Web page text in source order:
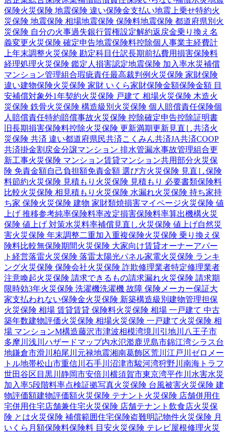
保険火災保険 地震保険 違い保険金支払い地震上乗せ特約火
災保険 地震保険 相場地震保険 保険料地震保険 都道府県別 火
災保険 自分の火事過失銀行質権設定解約返戻金乗り換え 名
義変更火災保険 確定申告地震保険料控除個人事業主経費計
上年末調整火災保険 勘定科目 仕訳長期前払費用損害保険料
経理処理火災保険 鑑定人 損害認定地震保険 加入率水災補償
マンション管理組合瑕疵責任最高裁判例 火災保険 家財保険
違い建物保険火災保険 家財 いくら家財保険金額保険金額 目
安補償対象外1年契約火災保険 戸建て 相場火災保険 木造火
災保険 鉄骨火災保険 構造級別 火災保険 個人賠償責任保険個
人賠償責任特約賠償事故火災保険 控除確定申告控除証明書
旧長期損害保険料控除火災保険 更新満期更新見直し共済火
災保険 共済 違い都道府県民共済こくみん共済JA共済COOP
共済掛金割戻金分譲マンション 排水管漏水事故管理組合更
新工事火災保険 マンション賃貸マンション共用部分火災保
険 免責金額自己負担額免責金額 選び方火災保険 見直し保険
料節約火災保険 見積もり 火災保険 見積もり 必要書類保険料
比較火災保険 相見積もり 火災保険 水漏れ火災保険 持ち家持
ち家 保険火災保険 建物 家財類焼損害マイページ火災保険 値
上げ 推移参考純率保険料率改定損害保険料率算出機構火災
保険 値上げ 対策水災料率補償見直し火災保険 値上げ自然災
害火災保険 年末調整二重加入重複保険火災保険 乗り換え 保
険料比較無保険期間火災保険 大家向け賃貸オーナーアパー
ト経営落雷火災保険 落雷太陽光パネル家電火災保険 ランキ
ング火災保険 保険会社火災保険 詐欺修理業者特定修理業者
注意喚起火災保険 請求できるもの請求漏れ火災保険 請求期
限時効3年火災保険 洗濯機洗濯機 故障 保険 メーカー保証大
家支払われない保険金火災保険 新築構造級別 建物管理担保
火災保険 相場 賃貸賃貸 保険料火災保険 相場 一戸建て 中古
築年数建物評価火災保険 相場火災保険 一戸建て火災保険 相
場 マンションM構造藤沢市津波相模湾境川 引地川
八王子市
多摩川 浅川 ハザードマップ内水氾濫鹿児島市錦江湾シラス台
地鎌倉市滑川 柏尾川 元禄地震湘南葛飾区荒川 江戸川 ゼロメー
トル地帯松山市重信川 石手川 沼津市駿河湾狩野川 南海トラフ
世田谷区 目黒川 静岡市安倍川 横須賀市東京湾平作川 水害水災
加入率5段階料率点検証拠写真火災保険 台風被害火災保険 建
物評価額建物評価額火災保険 テナント 火災保険 店舗併用住
宅併用住宅店舗兼住宅火災保険 店舗テナント 飲食店火災保
険 とは火災保険 補償範囲住宅保険盗難明記物件火災保険 月
いくら 月額保険料保険料 目安火災保険 テレビ屋根修理火災